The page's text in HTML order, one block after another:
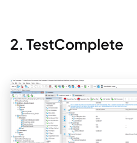
2. TestComplete